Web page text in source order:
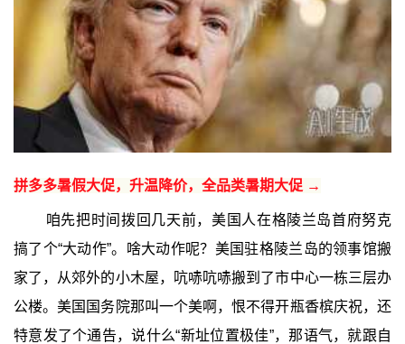
拼多多暑假大促，升温降价，全品类暑期大促 →
咱先把时间拨回几天前，美国人在格陵兰岛首府努克
搞了个“大动作”。啥大动作呢？美国驻格陵兰岛的领事馆搬
家了，从郊外的小木屋，吭哧吭哧搬到了市中心一栋三层办
公楼。美国国务院那叫一个美啊，恨不得开瓶香槟庆祝，还
特意发了个通告，说什么“新址位置极佳”，那语气，就跟自